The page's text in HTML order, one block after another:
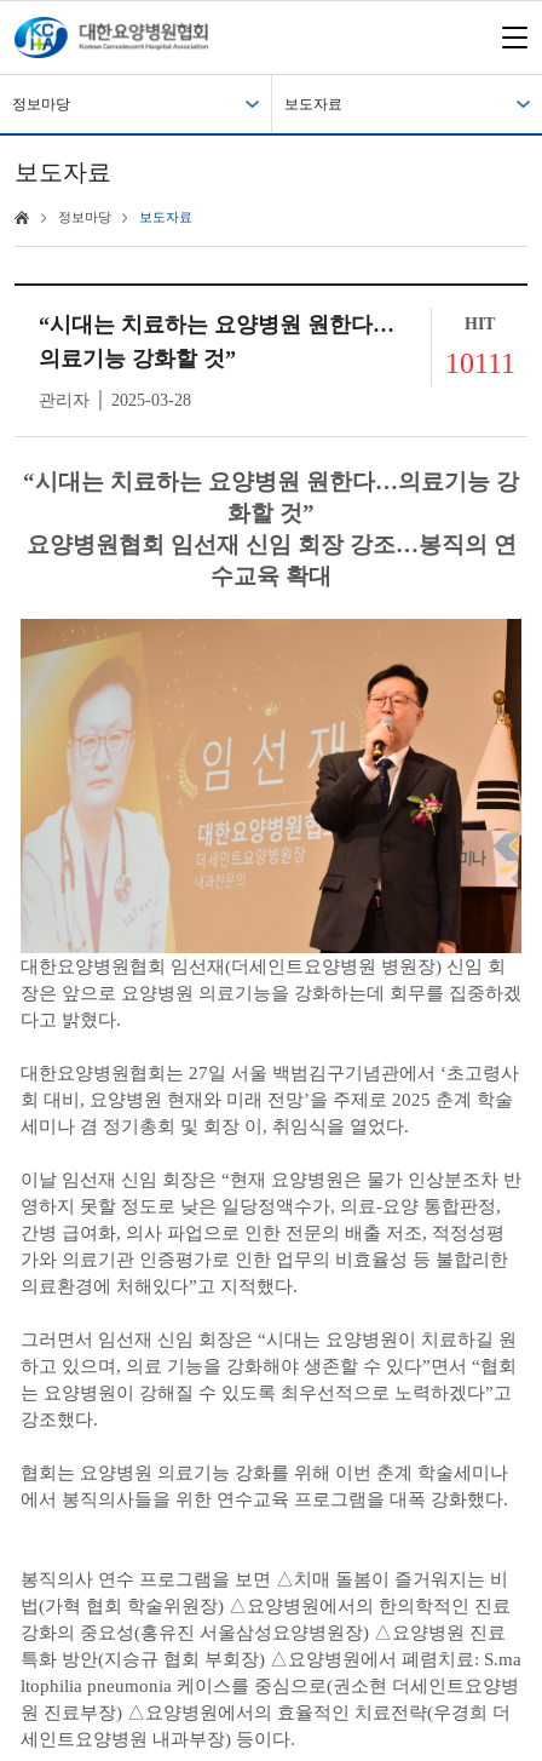
정보마당 보도자료
보도자료
정보마당 보도자료
“시대는 치료하는 요양병원 원한다…
의료기능 강화할 것”
관리자 │ 2025-03-28
HIT
10111
“시대는 치료하는 요양병원 원한다…의료기능 강
화할 것”
요양병원협회 임선재 신임 회장 강조…봉직의 연
수교육 확대
대한요양병원협회 임선재(더세인트요양병원 병원장) 신임 회
장은 앞으로 요양병원 의료기능을 강화하는데 회무를 집중하겠
다고 밝혔다.
대한요양병원협회는 27일 서울 백범김구기념관에서 ‘초고령사
회 대비, 요양병원 현재와 미래 전망’을 주제로 2025 춘계 학술
세미나 겸 정기총회 및 회장 이, 취임식을 열었다.
이날 임선재 신임 회장은 “현재 요양병원은 물가 인상분조차 반
영하지 못할 정도로 낮은 일당정액수가, 의료-요양 통합판정,
간병 급여화, 의사 파업으로 인한 전문의 배출 저조, 적정성평
가와 의료기관 인증평가로 인한 업무의 비효율성 등 불합리한
의료환경에 처해있다”고 지적했다.
그러면서 임선재 신임 회장은 “시대는 요양병원이 치료하길 원
하고 있으며, 의료 기능을 강화해야 생존할 수 있다”면서 “협회
는 요양병원이 강해질 수 있도록 최우선적으로 노력하겠다”고
강조했다.
협회는 요양병원 의료기능 강화를 위해 이번 춘계 학술세미나
에서 봉직의사들을 위한 연수교육 프로그램을 대폭 강화했다.
봉직의사 연수 프로그램을 보면 △치매 돌봄이 즐거워지는 비
법(가혁 협회 학술위원장) △요양병원에서의 한의학적인 진료
강화의 중요성(홍유진 서울삼성요양병원장) △요양병원 진료
특화 방안(지승규 협회 부회장) △요양병원에서 폐렴치료: S.ma
ltophilia pneumonia 케이스를 중심으로(권소현 더세인트요양병
원 진료부장) △요양병원에서의 효율적인 치료전략(우경희 더
세인트요양병원 내과부장) 등이다.